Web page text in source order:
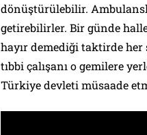
dönüştürülebilir.
getirebilirler. Bir günde
hayır demediği taktirde
tıbbi çalışanı o gemilere
Türkiye devleti müsaade